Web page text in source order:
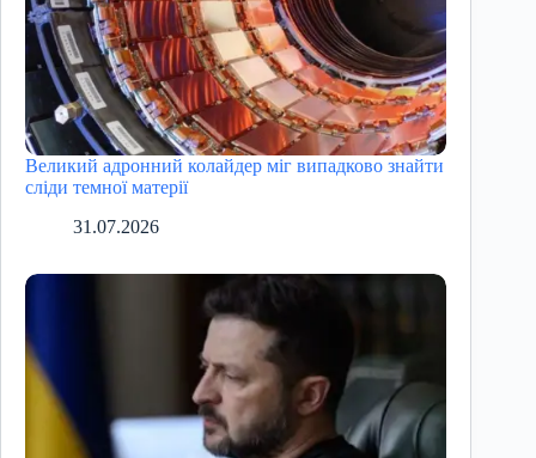
Великий адронний колайдер міг випадково знайти
сліди темної матерії
31.07.2026